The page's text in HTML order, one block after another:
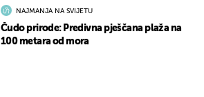
NAJMANJA NA SVIJETU
Čudo prirode: Predivna pješčana plaža na
100 metara od mora